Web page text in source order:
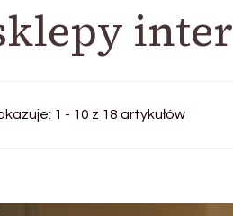
1 - 10 z 18 artykułów